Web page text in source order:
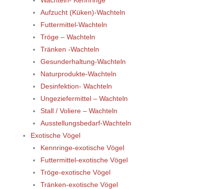
Aufzucht (Küken)-Wachteln
Futtermittel-Wachteln
Tröge – Wachteln
Tränken -Wachteln
Gesunderhaltung-Wachteln
Naturprodukte-Wachteln
Desinfektion- Wachteln
Ungeziefermittel – Wachteln
Stall / Voliere – Wachteln
Ausstellungsbedarf-Wachteln
Exotische Vögel
Kennringe-exotische Vögel
Futtermittel-exotische Vögel
Tröge-exotische Vögel
Tränken-exotische Vögel